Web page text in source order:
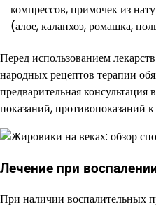
компрессов, примочек из
(алое, каланхоэ, ромашка,
Перед использованием
народных рецептов терапии
предварительная консультация
показаний, противопоказаний
Лечение при
При наличии воспалительных